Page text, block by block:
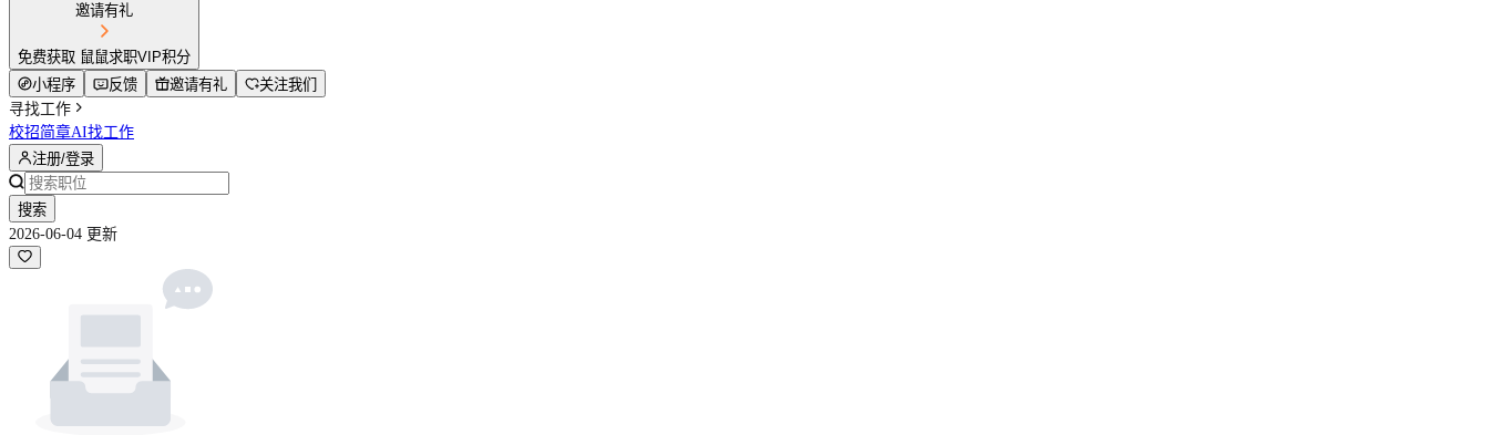
邀请有礼
免费获取 鼠鼠求职VIP积分
小程序 反馈 邀请有礼
关注我们
寻找工作
校招简章AI找工作
注册/登录
搜索
2026-06-04 更新